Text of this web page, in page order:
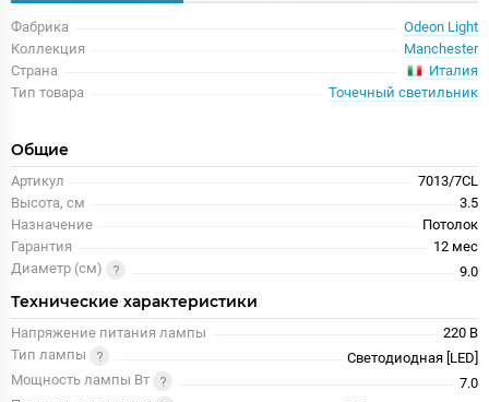
Фабрика
Odeon Light
Коллекция
Manchester
Страна
Италия
Тип товара
Точечный светильник
Общие
Артикул
7013/7CL
Высота, см
3.5
Назначение
Потолок
Гарантия
12 меc
Диаметр (см)
9.0
Технические характеристики
Напряжение питания лампы
220 В
Тип лампы
Светодиодная [LED]
Мощность лампы Вт
7.0